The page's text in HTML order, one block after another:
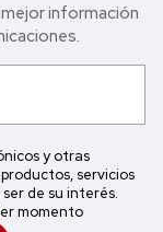
in formación
y otras
servicios
de su interés.
momento